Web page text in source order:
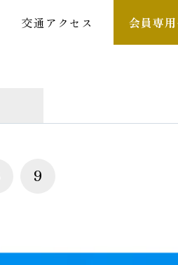
交通アクセス 会員専
9